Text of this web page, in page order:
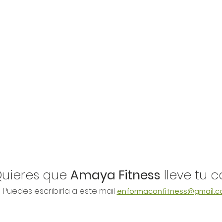
que Amaya Fitness lleve tu
Puedes escribirla a este mail